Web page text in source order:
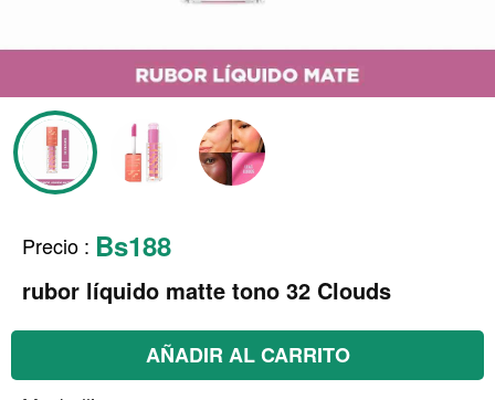
Precio : Bs188
rubor líquido matte tono 32 Clouds
AÑADIR AL CARRITO